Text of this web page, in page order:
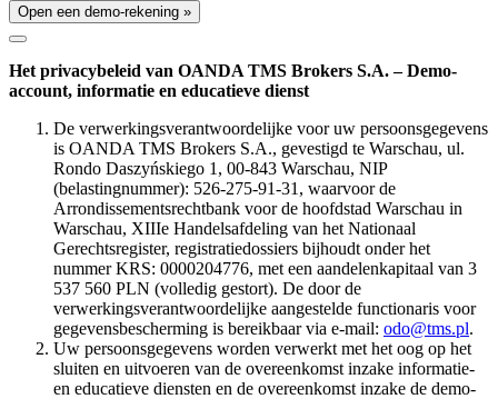
Open een demo-rekening »
Het privacybeleid van OANDA TMS Brokers S.A. – Demo-
account, informatie en educatieve dienst
De verwerkingsverantwoordelijke voor uw persoonsgegevens
is OANDA TMS Brokers S.A., gevestigd te Warschau, ul.
Rondo Daszyńskiego 1, 00-843 Warschau, NIP
(belastingnummer): 526-275-91-31, waarvoor de
Arrondissementsrechtbank voor de hoofdstad Warschau in
Warschau, XIIIe Handelsafdeling van het Nationaal
Gerechtsregister, registratiedossiers bijhoudt onder het
nummer KRS: 0000204776, met een aandelenkapitaal van 3
537 560 PLN (volledig gestort). De door de
verwerkingsverantwoordelijke aangestelde functionaris voor
gegevensbescherming is bereikbaar via e-mail: odo@tms.pl.
Uw persoonsgegevens worden verwerkt met het oog op het
sluiten en uitvoeren van de overeenkomst inzake informatie-
en educatieve diensten en de overeenkomst inzake de demo-